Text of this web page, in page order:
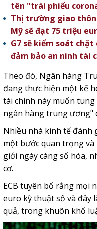
tên "trái phiếu
Thị trường giao
Mỹ sẽ đạt 75 triệu
G7 sẽ kiểm soát
đảm bảo an ninh tài
Theo đó, Ngân hàng
đang thực hiện một kế
tài chính này muốn
ngân hàng trung ương"
Nhiều nhà kinh tế đánh
một bước quan trọng
giới ngày càng số hóa,
cơ.
ECB tuyên bố rằng mọi
euro kỹ thuật số và đây
quả, trong khuôn khổ